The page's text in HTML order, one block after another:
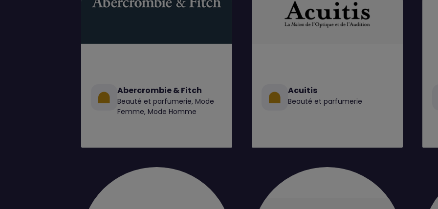
Abercrombie & Fitch
Beauté et parfumerie, Mode
Femme, Mode Homme
Acuitis
Beauté et parfumerie